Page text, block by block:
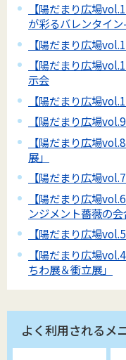
【陽だまり広場
が彩るバレンタイン-
【陽だまり広場
【陽だまり広場
示会
【陽だまり広場
【陽だまり広場
【陽だまり広場
展」
【陽だまり広場
【陽だまり広場
ンジメント薔薇の
【陽だまり広場
【陽だまり広場
ちわ展＆衝立展」
よく利用されるメ